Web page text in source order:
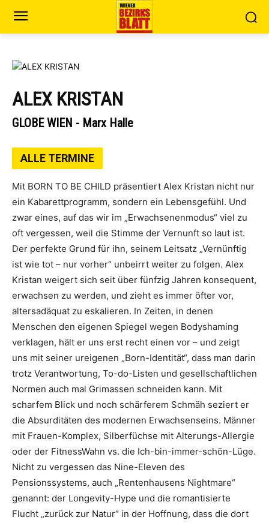
ALEX KRISTAN
GLOBE WIEN - Marx Halle
ALLE TERMINE
Mit BORN TO BE CHILD präsentiert Alex Kristan nicht nur
ein Kabarettprogramm, sondern ein Lebensgefühl. Und
zwar eines, auf das wir im „Erwachsenenmodus“ viel zu
oft vergessen, weil die Stimme der Vernunft so laut ist.
Der perfekte Grund für ihn, seinem Leitsatz „Vernünftig
ist wie tot – nur vorher“ unbeirrt weiter zu folgen. Alex
Kristan weigert sich seit über fünfzig Jahren konsequent,
erwachsen zu werden, und zieht es immer öfter vor,
altersadäquat zu eskalieren. In Zeiten, in denen
Menschen den eigenen Spiegel wegen Bodyshaming
verklagen, hält er uns erst recht einen vor – und zeigt
uns mit seiner ureigenen „Born-Identität“, dass man darin
trotz Verantwortung, To-do-Listen und gesellschaftlichen
Normen auch mal Grimassen schneiden kann. Mit
scharfem Blick und noch schärferem Schmäh seziert er
die Absurditäten des modernen Erwachsenseins. Männer
mit Frauen-Komplex, Silberfüchse mit Alterungs-Allergie
oder der FitnessWahn vs. die Ich-bin-immer-schön-Lüge.
Nicht zu vergessen das Nine-Eleven des
Pensionssystems, auch „Rentenhausens Nightmare“
genannt: der Longevity-Hype und die romantisierte
Flucht „zurück zur Natur“ in der Hoffnung, dass die dort